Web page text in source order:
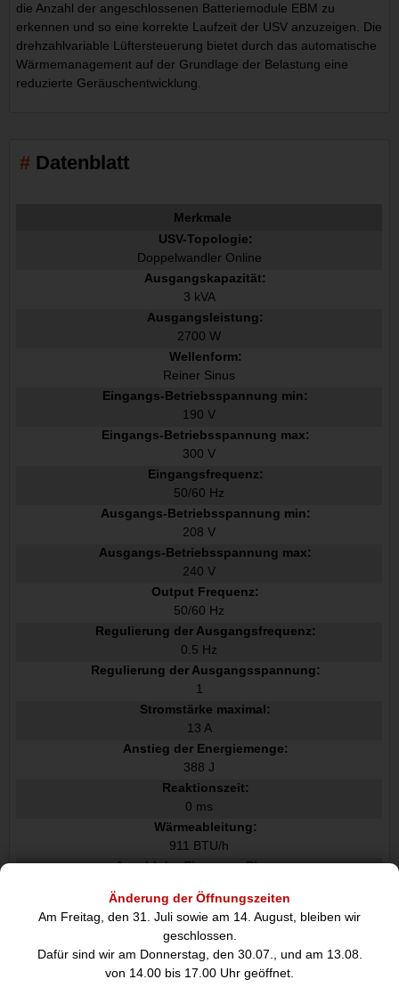
Änderung der Öffnungszeiten
Am Freitag, den 31. Juli sowie am 14. August, bleiben wir
geschlossen.
Dafür sind wir am Donnerstag, den 30.07., und am 13.08.
von 14.00 bis 17.00 Uhr geöffnet.
die Anzahl der angeschlossenen Batteriemodule EBM zu
erkennen und so eine korrekte Laufzeit der USV anzuzeigen. Die
drehzahlvariable Lüftersteuerung bietet durch das automatische
Wärmemanagement auf der Grundlage der Belastung eine
reduzierte Geräuschentwicklung.
Datenblatt
Merkmale
USV-Topologie:
Doppelwandler Online
Ausgangskapazität:
3 kVA
Ausgangsleistung:
2700 W
Wellenform:
Reiner Sinus
Eingangs-Betriebsspannung min:
190 V
Eingangs-Betriebsspannung max:
300 V
Eingangsfrequenz:
50/60 Hz
Ausgangs-Betriebsspannung min:
208 V
Ausgangs-Betriebsspannung max:
240 V
Output Frequenz:
50/60 Hz
Regulierung der Ausgangsfrequenz:
0.5 Hz
Regulierung der Ausgangsspannung:
1
Stromstärke maximal:
13 A
Anstieg der Energiemenge:
388 J
Reaktionszeit:
0 ms
Wärmeableitung:
911 BTU/h
Anzahl der Eingangs-Phasen:
Anzahl der Ausgangs-Phasen:
1
Wirkungsgrad ECO-Modus:
95
Eingangs-Leistungsfaktor: